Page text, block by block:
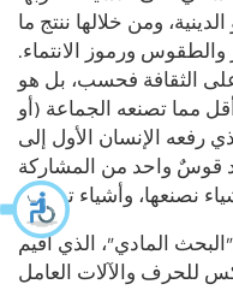
ومن خلالها ننتج ما
ورموز الانتماء.
الثقافة فحسب، بل هو
مما تصنعه الجماعة (أو
رفعه الإنسان الأول إلى
قوسٌ واحد من المشاركة
نصنعها، وأشياء تصنعنا.
المادي"، الذي أُقيم
للحرف والآلات العامل